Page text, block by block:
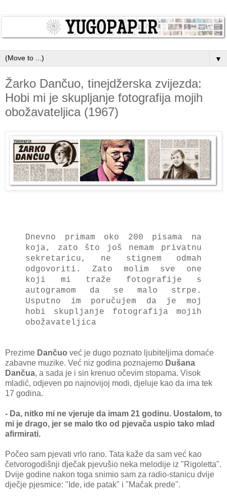
▼
Žarko Dančuo, tinejdžerska zvijezda:
Hobi mi je skupljanje fotografija mojih
obožavateljica (1967)
Dnevno primam oko 200 pisama na
koja, zato što još nemam privatnu
sekretaricu, ne stignem odmah
odgovoriti. Zato molim sve one
koji mi traže fotografije s
autogramom da se malo strpe.
Usputno im poručujem da je moj
hobi skupljanje fotografija mojih
obožavateljica
Prezime Dančuo već je dugo poznato ljubiteljima domaće
zabavne muzike. Već niz godina poznajemo Dušana
Dančua, a sada je i sin krenuo očevim stopama. Visok
mladić, odjeven po najnovijoj modi, djeluje kao da ima tek
17 godina.
- Da, nitko mi ne vjeruje da imam 21 godinu. Uostalom, to
mi je drago, jer se malo tko od pjevača uspio tako mlad
afirmirati.
Počeo sam pjevati vrlo rano. Tata kaže da sam već kao
četvorogodišnji dječak pjevušio neka melodije iz "Rigoletta".
Dvije godine nakon toga snimio sam za radio-stanicu dvije
dječje pjesmice: "Ide, ide patak" i "Mačak prede".